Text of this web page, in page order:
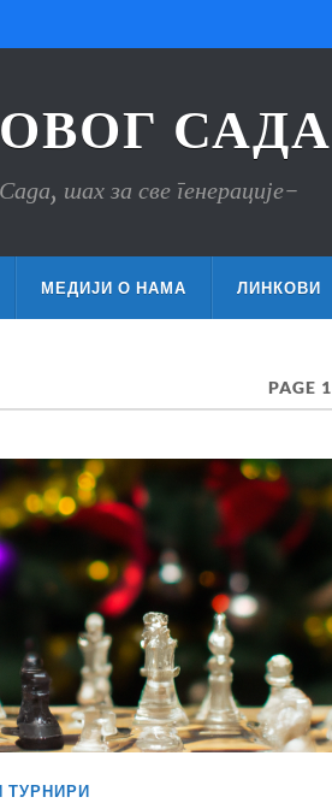
САДА
шах за све генерације-
МЕДИЈИ О НАМА ЛИНКОВИ
PAGE 1
ТУРНИРИ